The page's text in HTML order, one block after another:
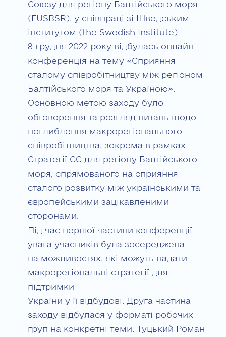
Союзу для регіону Балтійського моря
(EUSBSR), у співпраці зі Шведським
інститутом (the Swedish Institute)
8 грудня 2022 року відбулась онлайн
конференція на тему «Сприяння
сталому співробітництву між регіоном
Балтійського моря та Україною».
Основною метою заходу було
обговорення та розгляд питань щодо
поглиблення макрорегіонального
співробітництва, зокрема в рамках
Стратегії ЄС для регіону Балтійського
моря, спрямованого на сприяння
сталого розвитку між українськими та
європейськими зацікавленими
сторонами.
Під час першої частини конференції
увага учасників була зосереджена
на можливостях, які можуть надати
макрорегіональні стратегії для
підтримки
України у її відбудові. Друга частина
заходу відбулася у форматі робочих
груп на конкретні теми. Туцький Роман